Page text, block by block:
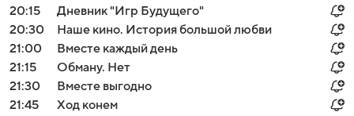
20:15
Дневник "Игр Будущего"
20:30
Наше кино. История большой любви
21:00
Вместе каждый день
21:15
Обману. Нет
21:30
Вместе выгодно
21:45
Ход конем